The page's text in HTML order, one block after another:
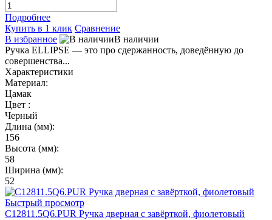
Подробнее
Купить в 1 клик Сравнение
В избранное
В наличии
Ручка ELLIPSE — это про сдержанность, доведённую до
совершенства...
Характеристики
Материал:
Цамак
Цвет :
Черный
Длина (мм):
156
Высота (мм):
58
Ширина (мм):
52
Быстрый просмотр
C12811.5Q6.PUR Ручка дверная с завёрткой, фиолетовый